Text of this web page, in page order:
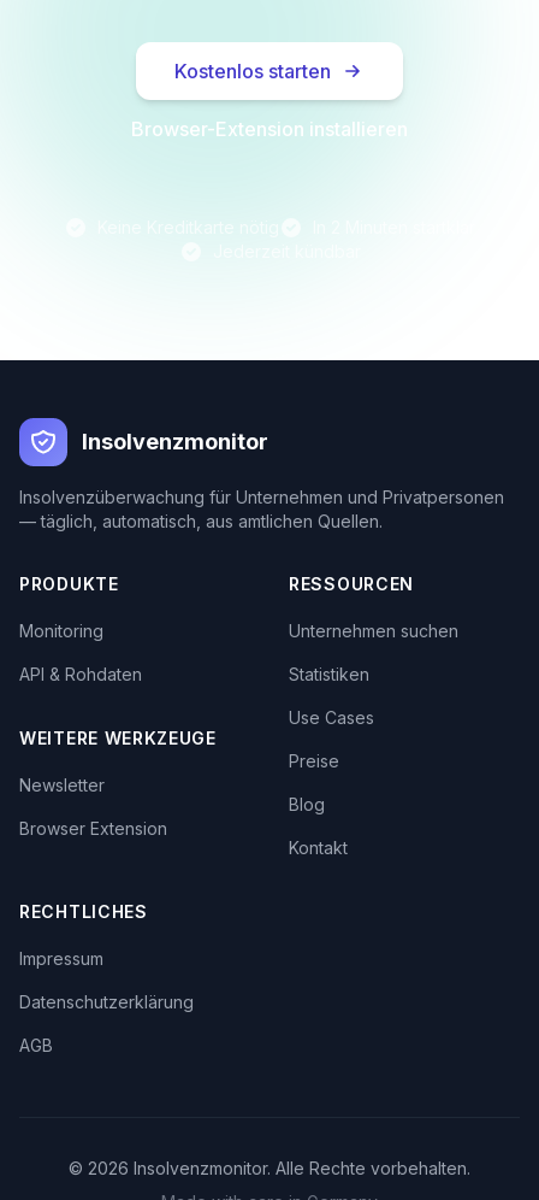
Kostenlos starten
Browser-Extension installieren
Insolvenzmonitor
Insolvenzüberwachung für Unternehmen und Privatpersonen
— täglich, automatisch, aus amtlichen Quellen.
PRODUKTE
Monitoring
API & Rohdaten
WEITERE WERKZEUGE
Newsletter
Browser Extension
RESSOURCEN
Unternehmen suchen
Statistiken
Use Cases
Preise
Blog
Kontakt
RECHTLICHES
Impressum
Datenschutzerklärung
AGB
© 2026 Insolvenzmonitor. Alle Rechte vorbehalten.